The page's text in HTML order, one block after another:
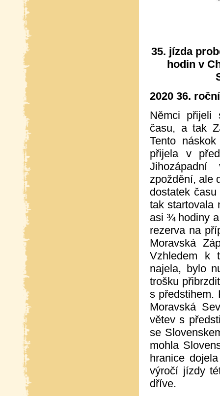
35. jízda
hodin v
2020 36.
Němci přijeli
času, a tak
Tento
přijela v
zpoždění, ale
dostatek
tak startovala
asi ¾ hodiny
rezerva na
Moravská
Vzhledem k
najela, bylo
trošku
s předstihem.
Moravská
větev s
se
mohla
hranice
výročí jízdy
dříve.